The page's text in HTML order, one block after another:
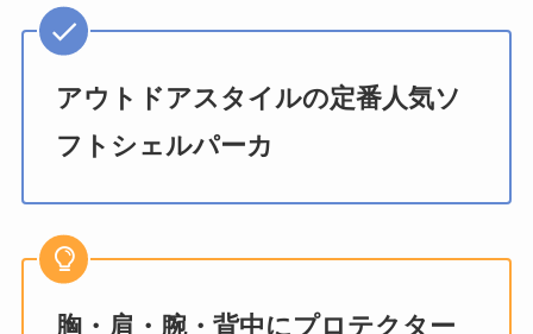
アウトドアスタイルの定番人気ソ
フトシェルパーカ
胸・肩・腕・背中にプロテクター